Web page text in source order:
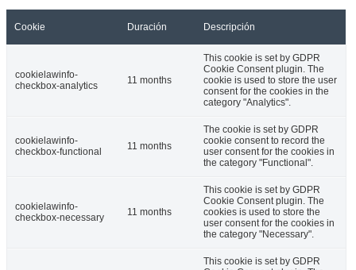
Cookie Duración Descripción
cookielawinfo-
checkbox-analytics
11 months
This cookie is set by GDPR
Cookie Consent plugin. The
cookie is used to store the user
consent for the cookies in the
category "Analytics".
cookielawinfo-
checkbox-functional
11 months
The cookie is set by GDPR
cookie consent to record the
user consent for the cookies in
the category "Functional".
cookielawinfo-
checkbox-necessary
11 months
This cookie is set by GDPR
Cookie Consent plugin. The
cookies is used to store the
user consent for the cookies in
the category "Necessary".
This cookie is set by GDPR